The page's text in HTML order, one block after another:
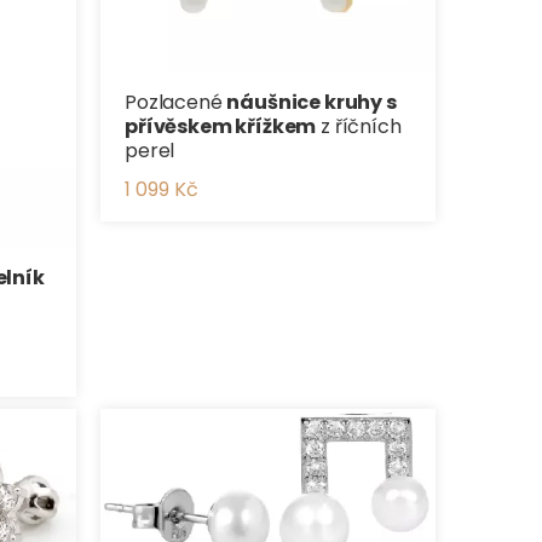
Pozlacenénáušnice kruhy s
přívěskem křížkem z říčních
perel
1 099 Kč